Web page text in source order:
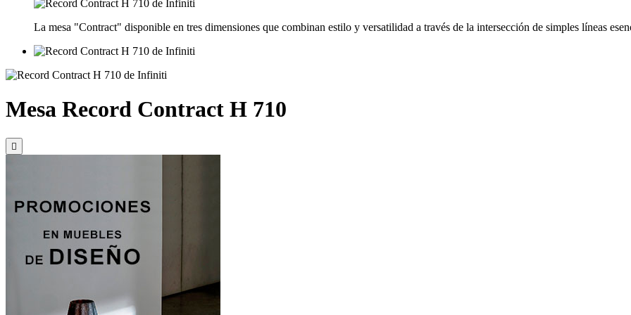
La mesa "Contract" disponible en tres dimensiones que combinan estilo y versatilidad a través de la intersección de simples líneas
Mesa Record Contract H 710
